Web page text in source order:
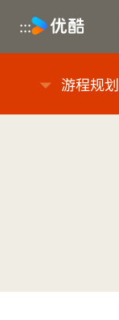
:::
游程规划